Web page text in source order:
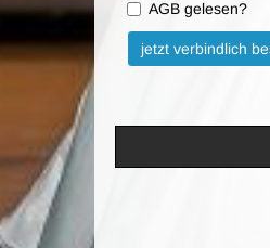
AGB gelesen?
Bitte nicht ausfüllen.
jetzt verbindlich